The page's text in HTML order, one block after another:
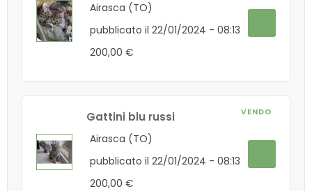
Airasca (TO)
pubblicato il 22/01/2024 - 08:13
200,00 €
VENDO
Gattini blu russi
Airasca (TO)
pubblicato il 22/01/2024 - 08:13
200,00 €